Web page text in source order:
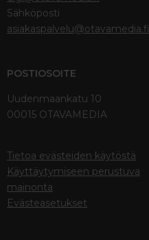
Sähköposti
asiakaspalvelu@otavamedia.fi
POSTIOSOITE
Uudenmaankatu 10
00015 OTAVAMEDIA
Tietoa evästeiden käytöstä
Käyttäytymiseen perustuva
mainonta
Evästeasetukset